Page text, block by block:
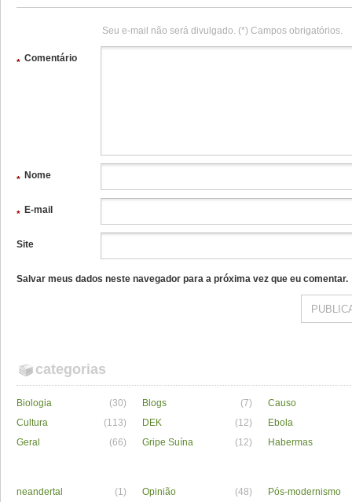
Seu e-mail não será divulgado. (*) Campos obrigatórios.
Comentário
*
Nome
*
E-mail
*
Site
Salvar meus dados neste navegador para a próxima vez que eu comentar.
categorias
Biologia (30) Blogs (7)
Causo
Cultura
(113) DEK (12)
Ebola
Geral
(66) Gripe Suína (12) Habermas
neandertal (1) Opinião (48)
Pós-modernismo